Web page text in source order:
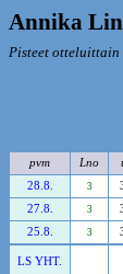
Annika
Pisteet otteluittain
pvm Lno
28.8.
3
27.8. 3
25.8. 3
LS YHT.